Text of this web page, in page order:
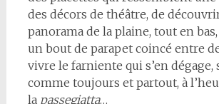
des décors de théâtre, de
panorama de la plaine, tout en
un bout de parapet coincé entre
vivre le farniente qui s’en dégage,
comme toujours et partout, à
la passegiatta…